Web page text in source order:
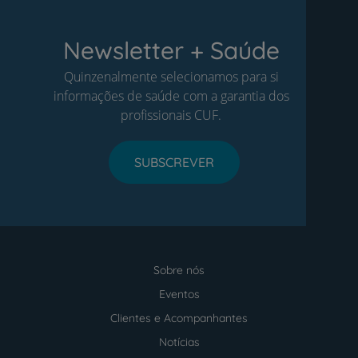
Newsletter + Saúde
Quinzenalmente selecionamos para si
informações de saúde com a garantia dos
profissionais CUF.
SUBSCREVER
Sobre nós
Eventos
Clientes e Acompanhantes
Notícias